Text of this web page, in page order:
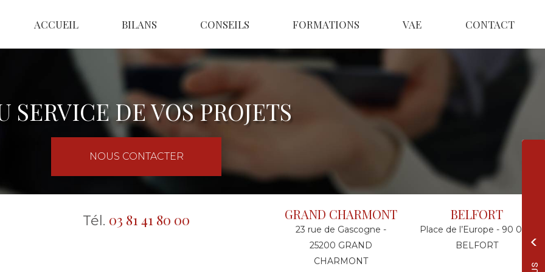
ACCUEIL BILANS CONSEILS FORMATIONS VAE CONTACT
SERVICE DE VOS PROJETS
NOUS CONTACTER
Tél. 03 81 41 80 00 GRAND CHARMONT
23 rue de Gascogne -
25200 GRAND
CHARMONT
BELFORT
Place de l’Europe - 90 000
BELFORT